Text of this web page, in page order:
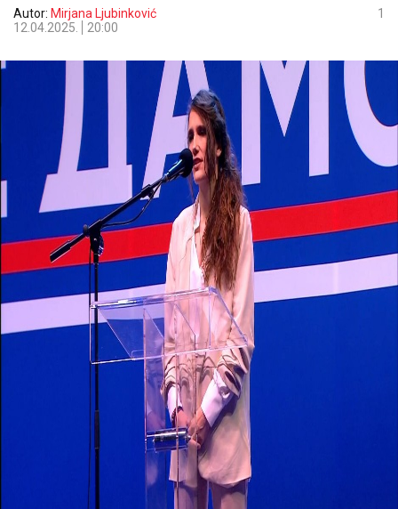
Autor: Mirjana Ljubinković
12.04.2025.
20:00
1